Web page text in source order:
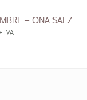
– ONA SAEZ
IVA